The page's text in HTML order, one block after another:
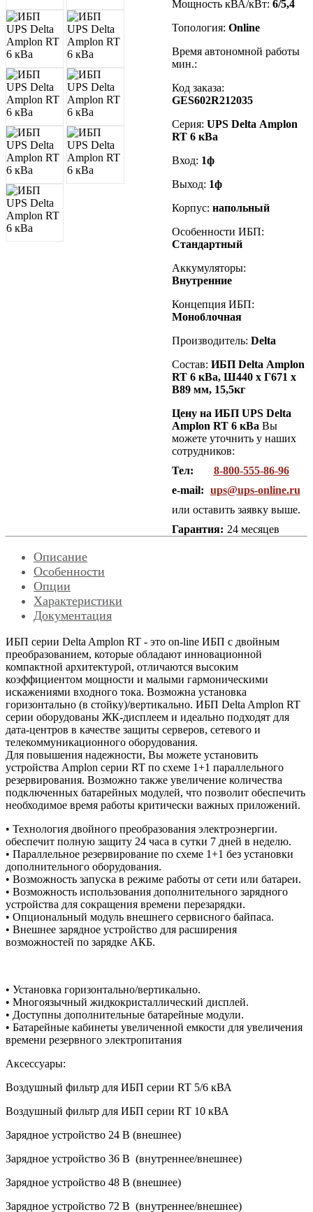
Мощность кВА/кВт: 6/5,4
Топология: Online
Время автономной работы
мин.:
Код заказа:
GES602R212035
Серия: UPS Delta Amplon
RT 6 кВа
Вход: 1ф
Выход: 1ф
Корпус: напольный
Особенности ИБП:
Стандартный
Аккумуляторы:
Внутренние
Концепция ИБП:
Моноблочная
Производитель: Delta
Состав: ИБП Delta Amplon
RT 6 кВа, Ш440 х Г671 х
В89 мм, 15,5кг
Цену на ИБП UPS Delta
Amplon RT 6 кВа Вы
можете уточнить у наших
сотрудников:
Тел:
8-800-555-86-96
e-mail: ups@ups-online.ru
или оставить заявку выше.
Гарантия: 24 месяцев
Описание
Особенности
Опции
Характеристики
Документация
ИБП серии Delta Amplon RT - это on-line ИБП с двойным
преобразованием, которые обладают инновационной
компактной архитектурой, отличаются высоким
коэффициентом мощности и малыми гармоническими
искажениями входного тока. Возможна установка
горизонтально (в стойку)/вертикально. ИБП Delta Amplon RT
серии оборудованы ЖК-дисплеем и идеально подходят для
дата-центров в качестве защиты серверов, сетевого и
телекоммуникационного оборудования.
Для повышения надежности, Вы можете установить
устройства Amplon серии RT по схеме 1+1 параллельного
резервирования. Возможно также увеличение количества
подключенных батарейных модулей, что позволит обеспечить
необходимое время работы критически важных приложений.
• Технология двойного преобразования электроэнергии.
обеспечит полную защиту 24 часа в сутки 7 дней в неделю.
• Параллельное резервирование по схеме 1+1 без установки
дополнительного оборудования.
• Возможность запуска в режиме работы от сети или батареи.
• Возможность использования дополнительного зарядного
устройства для сокращения времени перезарядки.
• Опциональный модуль внешнего сервисного байпаса.
• Внешнее зарядное устройство для расширения
возможностей по зарядке АКБ.
• Установка горизонтально/вертикально.
• Многоязычный жидкокристаллический дисплей.
• Доступны дополнительные батарейные модули.
• Батарейные кабинеты увеличенной емкости для увеличения
времени резервного электропитания
Аксессуары:
Воздушный фильтр для ИБП серии RT 5/6 кВА
Воздушный фильтр для ИБП серии RT 10 кВА
Зарядное устройство 24 В (внешнее)
Зарядное устройство 36 В (внутреннее/внешнее)
Зарядное устройство 48 В (внешнее)
Зарядное устройство 72 В (внутреннее/внешнее)